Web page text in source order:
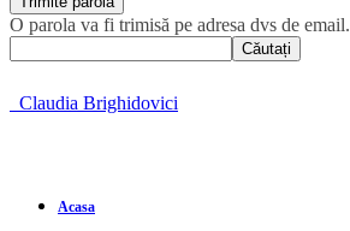
O parola va fi trimisă pe adresa dvs de email.
Claudia Brighidovici
Acasa